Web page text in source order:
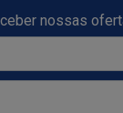
nossas